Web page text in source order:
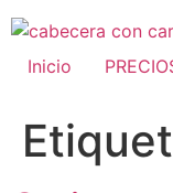
al
contenido
Inicio